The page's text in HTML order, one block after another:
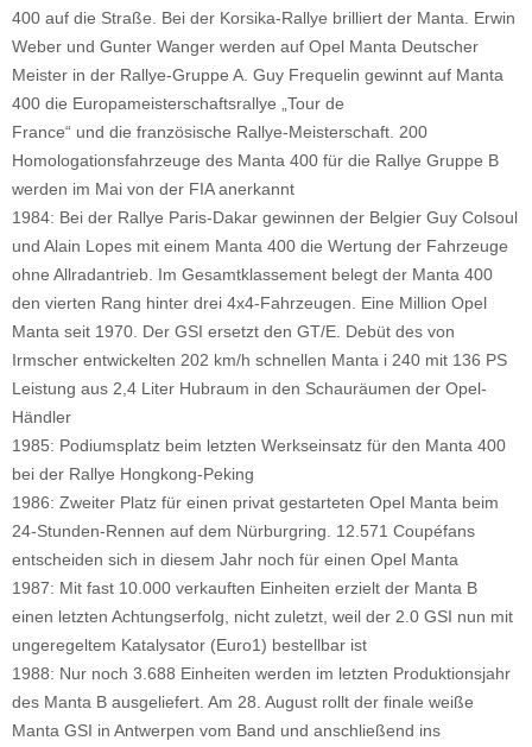
400 auf die Straße. Bei der Korsika-Rallye brilliert der Manta. Erwin
Weber und Gunter Wanger werden auf Opel Manta Deutscher
Meister in der Rallye-Gruppe A. Guy Frequelin gewinnt auf Manta
400 die Europameisterschaftsrallye „Tour de
France“ und die französische Rallye-Meisterschaft. 200
Homologationsfahrzeuge des Manta 400 für die Rallye Gruppe B
werden im Mai von der FIA anerkannt
1984: Bei der Rallye Paris-Dakar gewinnen der Belgier Guy Colsoul
und Alain Lopes mit einem Manta 400 die Wertung der Fahrzeuge
ohne Allradantrieb. Im Gesamtklassement belegt der Manta 400
den vierten Rang hinter drei 4x4-Fahrzeugen. Eine Million Opel
Manta seit 1970. Der GSI ersetzt den GT/E. Debüt des von
Irmscher entwickelten 202 km/h schnellen Manta i 240 mit 136 PS
Leistung aus 2,4 Liter Hubraum in den Schauräumen der Opel-
Händler
1985: Podiumsplatz beim letzten Werkseinsatz für den Manta 400
bei der Rallye Hongkong-Peking
1986: Zweiter Platz für einen privat gestarteten Opel Manta beim
24-Stunden-Rennen auf dem Nürburgring. 12.571 Coupéfans
entscheiden sich in diesem Jahr noch für einen Opel Manta
1987: Mit fast 10.000 verkauften Einheiten erzielt der Manta B
einen letzten Achtungserfolg, nicht zuletzt, weil der 2.0 GSI nun mit
ungeregeltem Katalysator (Euro1) bestellbar ist
1988: Nur noch 3.688 Einheiten werden im letzten Produktionsjahr
des Manta B ausgeliefert. Am 28. August rollt der finale weiße
Manta GSI in Antwerpen vom Band und anschließend ins